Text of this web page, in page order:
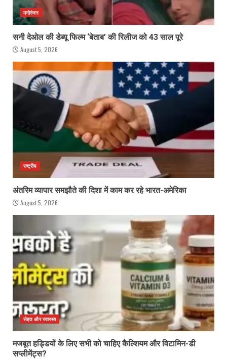
मनोरंजन
सनी देओल की डेब्यू फिल्म ‘बेताब’ की रिलीज को 43 साल पूरे
August 5, 2026
राष्ट्रीय
अंतरिम व्यापार समझौते की दिशा में काम कर रहे भारत-अमेरिका
August 5, 2026
सेहत और स्वास्थ्य
मजबूत हड्डियों के लिए सभी को चाहिए कैल्शियम और विटामिन-डी
सप्लीमेंट्स?